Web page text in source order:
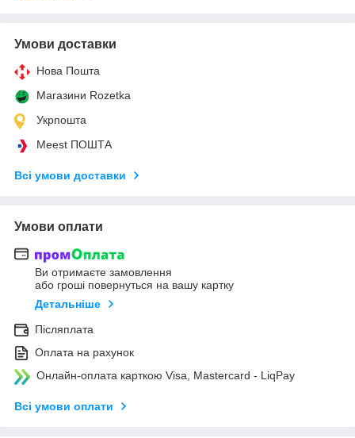
Умови доставки
Нова Пошта
Магазини Rozetka
Укрпошта
Meest ПОШТА
Всі умови доставки
Умови оплати
Ви отримаєте замовлення
або гроші повернуться на вашу картку
Детальніше
Післяплата
Оплата на рахунок
Онлайн-оплата карткою Visa, Mastercard - LiqPay
Всі умови оплати